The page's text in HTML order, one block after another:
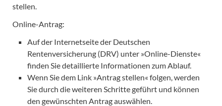
stellen.
Online-Antrag:
Auf der Internetseite der Deutschen
Rentenversicherung (DRV) unter »Online-Dienste«
finden Sie detaillierte Informationen zum Ablauf.
Wenn Sie dem Link »Antrag stellen« folgen, werden
Sie durch die weiteren Schritte geführt und können
den gewünschten Antrag auswählen.